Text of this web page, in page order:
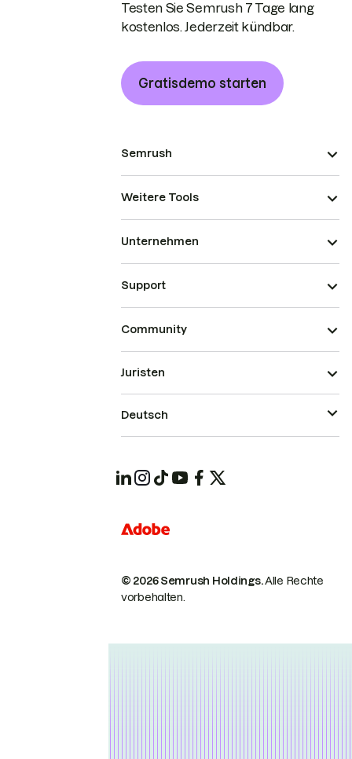
Testen Sie Semrush 7 Tage lang
kostenlos. Jederzeit kündbar.
Gratisdemo starten
Semrush
Weitere Tools
Unternehmen
Support
Community
© 2026 Semrush Holdings.Alle Rechte
vorbehalten.
Juristen
Deutsch